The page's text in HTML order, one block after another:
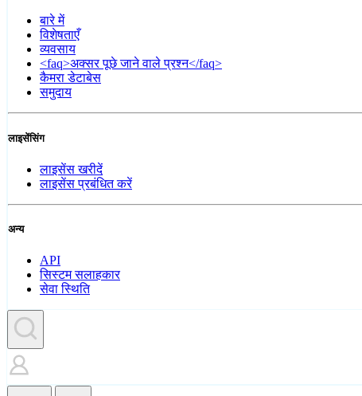
बारे में
विशेषताएँ
व्यवसाय
<faq>अक्सर पूछे जाने वाले प्रश्न</faq>
कैमरा डेटाबेस
समुदाय
लाइसेंसिंग
लाइसेंस खरीदें
लाइसेंस प्रबंधित करें
अन्य
API
सिस्टम सलाहकार
सेवा स्थिति